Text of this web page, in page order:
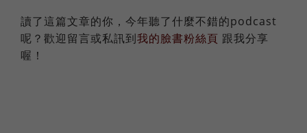
讀了這篇文章的你，今年聽了什麼不錯的podcast
呢？歡迎留言或私訊到我的臉書粉絲頁 跟我分享
喔！